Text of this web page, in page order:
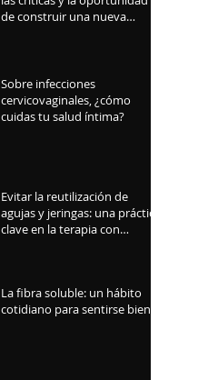
de construir una nueva
Sobre infecciones
cervicovaginales, ¿cómo
cuidas tu salud íntima?
Evitar la reutilización de
agujas y jeringas: una práctica
clave en la terapia con
La fibra soluble: un hábito
cotidiano para sentirse bien